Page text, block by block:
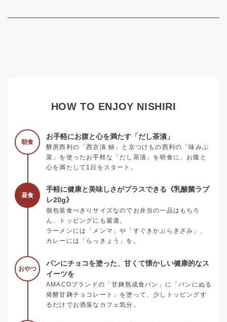
HOW TO ENJOY NISHIRI
朝食
お手軽にお腹と心を満たす「だし茶漬」
酵房西利の「西京漬 鰆」と京つけもの西利の「味みぶ
菜」を使ったお手軽な「だし茶漬」を朝食に、お腹と
心を満たして1日をスタート。
昼食
手軽に健康と美味しさがプラスできる《乳酸菌ラブ
レ20g》
個包装食べきりサイズなのでお弁当の一品はもちろ
ん、トッピングにも最適。
ラーメンには「メンマ」や「すぐきかぶらきざみ」、
カレーには「らっきょう」を。
おやつ
パンにチョコを塗った、甘くて懐かしい健康的なス
イーツを
AMACOブランドの「甘麹熟成食パン」に「パンにぬる
発酵甘麹チョコレート」を塗って、少しトッピングす
るだけでお洒落なカフェ気分。